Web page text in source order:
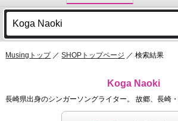
Musingトップ／SHOPトップページ ／ 検索結果
Koga Naoki